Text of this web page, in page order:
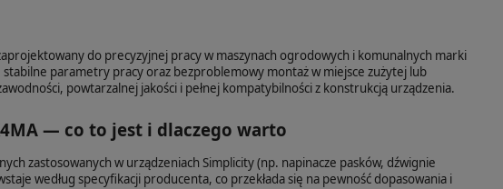
do precyzyjnej pracy w maszynach ogrodowych i komunalnych marki
parametry pracy oraz bezproblemowy montaż w miejsce zużytej lub
powtarzalnej jakości i pełnej kompatybilności z konstrukcją urządzenia.
— co to jest i dlaczego warto
zastosowanych w urządzeniach Simplicity (np. napinacze pasków, dźwignie
według specyfikacji producenta, co przekłada się na pewność dopasowania i